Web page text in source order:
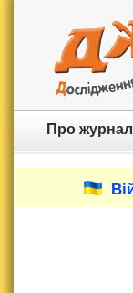
Про журнал